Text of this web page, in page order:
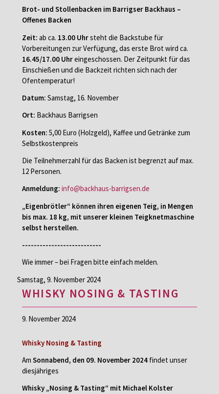
Brot- und Stollenbacken im Barrigser Backhaus –
Offenes Backen
Zeit: ab ca. 13.00 Uhrsteht die Backstube für
Vorbereitungen zur Verfügung, das erste Brot wird ca.
16.45/17.00 Uhreingeschossen. Der Zeitpunkt für das
Einschießen und die Backzeit richten sich nach der
Ofentemperatur!
Datum: Samstag, 16. November
Ort: Backhaus Barrigsen
Kosten: 5,00 Euro (Holzgeld), Kaffee und Getränke zum
Selbstkostenpreis
Die Teilnehmerzahl für das Backen ist begrenzt auf max.
12 Personen.
Anmeldung: info@backhaus-barrigsen.de
„Eigenbrötler“ können ihren eigenen Teig, in Mengen
bis max. 18 kg, mit unserer kleinen Teigknetmaschine
selbst herstellen.
---------------------------
Wie immer – bei Fragen bitte einfach melden.
Samstag, 9. November 2024
WHISKY NOSING & TASTING
9. November 2024
Whisky Nosing & Tasting
Am Sonnabend, den 09. November 2024 findet unser
diesjähriges
Whisky „Nosing & Tasting“ mit Michael Kolster